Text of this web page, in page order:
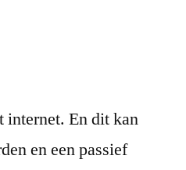
internet. En dit kan
en een passief